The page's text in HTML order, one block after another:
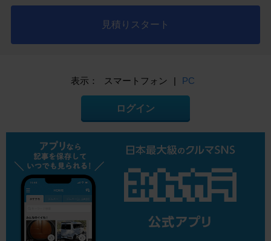
見積りスタート
表示： スマートフォン | PC
ログイン